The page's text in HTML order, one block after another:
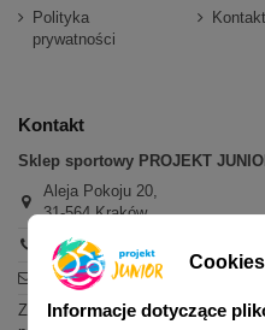
Polityka
prywatności
Kontakt
Kontakt
Sklep sportowy PROJEKT
Aleja Pokoju 20,
31-564 Kraków
+48 600 779 897
sklep@projektjunior.pl
Zapraszamy do sklepu
Cookies
Informacje dotyczące